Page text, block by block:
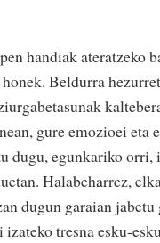
handiak ateratzeko
Beldurra
gure emozioei eta
dugu, egunkariko orri,
Halabeharrez,
dugun garaian jabetu
tresna esku-